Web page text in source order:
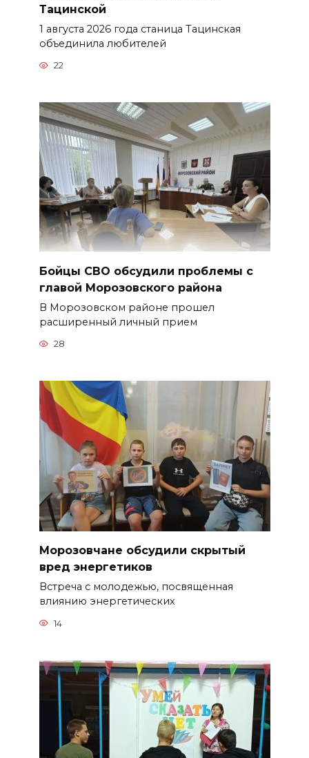
Тацинской
1 августа 2026 года станица Тацинская
объединила любителей
22
Бойцы СВО обсудили проблемы с
главой Морозовского района
В Морозовском районе прошел
расширенный личный прием
28
Морозовчане обсудили скрытый
вред энергетиков
Встреча с молодежью, посвященная
влиянию энергетических
14